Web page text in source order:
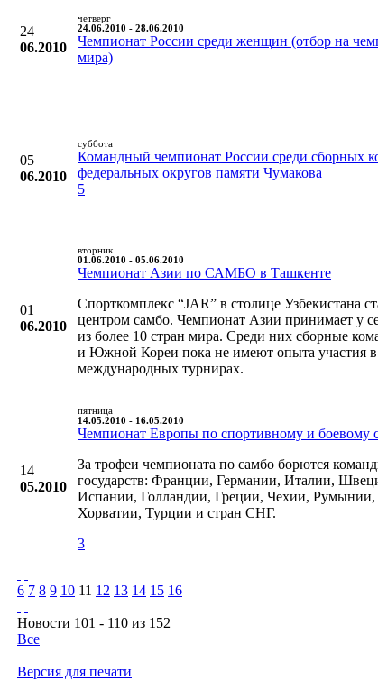
24
06.2010
четверг
24.06.2010 - 28.06.2010
Чемпионат России среди женщин (отбор на
мира)
05
06.2010
суббота
Командный чемпионат России среди сборных
федеральных округов памяти Чумакова
5
01
06.2010
вторник
01.06.2010 - 05.06.2010
Чемпионат Азии по САМБО в Ташкенте
Спорткомплекс “JAR” в столице Узбекистана
центром самбо. Чемпионат Азии принимает у
из более 10 стран мира. Среди них сборные
и Южной Кореи пока не имеют опыта участия в
международных турнирах.
14
05.2010
пятница
14.05.2010 - 16.05.2010
Чемпионат Европы по спортивному и боевому
За трофеи чемпионата по самбо борются
государств: Франции, Германии, Италии,
Испании, Голландии, Греции, Чехии,
Хорватии, Турции и стран СНГ.
3
6 7 8 9 10 11 12 13 14 15 16
Новости 101 - 110 из 152
Все
Версия для печати